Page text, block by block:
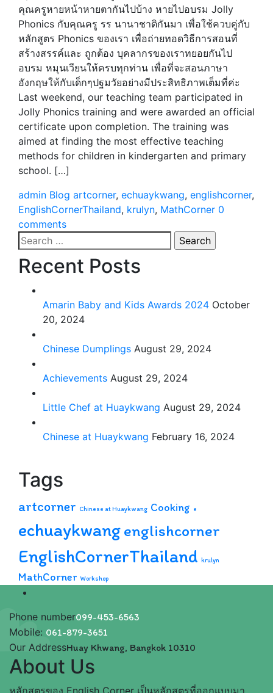
คุณครูหายหน้าหายตากันไปบ้าง หายไปอบรม Jolly
Phonics กับคุณครู รร นานาชาติกันมา เพื่อใช้ควบคู่กับ
หลักสูตร Phonics ของเรา เพื่อถ่ายทอดวิธีการสอนที่
สร้างสรรค์และ ถูกต้อง บุคลากรของเราทยอยกันไป
อบรม หมุนเวียนให้ครบทุกท่าน เพื่อที่จะสอนภาษา
อังกฤษให้กับเด็กๆปฐมวัยอย่างมีประสิทธิภาพเต็มที่ค่ะ
Last weekend, our teaching team participated in
Jolly Phonics training and were awarded an official
certificate upon completion. The training was
aimed at finding the most effective teaching
methods for children in kindergarten and primary
school. […]
admin Blog artcorner, echuaykwang, englishcorner,
EnglishCornerThailand, krulyn, MathCorner 0
comments
Search
for:
Recent Posts
Amarin Baby and Kids Awards 2024 October
20, 2024
Chinese Dumplings August 29, 2024
Achievements August 29, 2024
Little Chef at Huaykwang August 29, 2024
Chinese at Huaykwang February 16, 2024
Tags
artcorner Chinese at Huaykwang Cooking e
echuaykwangenglishcorner
EnglishCornerThailand krulyn
MathCorner Workshop
Phone number099-453-6563
Mobile: 061-879-3651
Our AddressHuay Khwang, Bangkok 10310
About Us
หลักสูตรของ English Corner เป็นหลักสูตรที่ออกแบบมา